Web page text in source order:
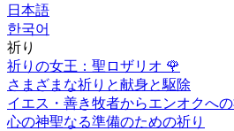
日本語
한국어
祈り
祈りの女王：聖ロザリオ 🌹
さまざまな祈りと献身と駆除
イエス・善き牧者からエンオクへの
心の神聖なる準備のための祈り